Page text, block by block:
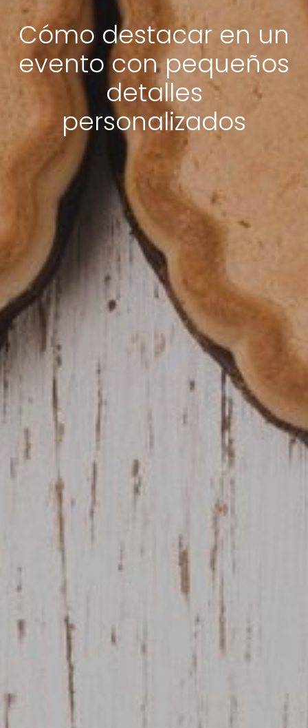
Cómo destacar en un
evento con pequeños
detalles
personalizados